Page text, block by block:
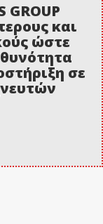
GROUP
και
ώστε
σε